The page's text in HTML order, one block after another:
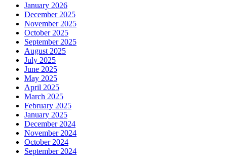
January 2026
December 2025
November 2025
October 2025
September 2025
August 2025
July 2025
June 2025
May 2025
April 2025
March 2025
February 2025
January 2025
December 2024
November 2024
October 2024
September 2024